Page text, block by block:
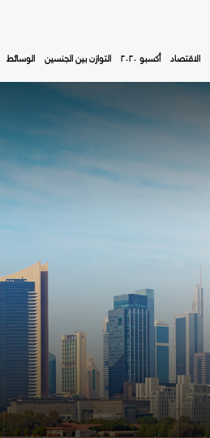
الاقتصاد أكسبو ٢٠٢٠ التوازن بين الجنسين الوسائط